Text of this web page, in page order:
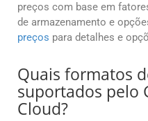
preços com base em
de armazenamento e
preços para detalhes e
Quais formatos
suportados pelo
Cloud?